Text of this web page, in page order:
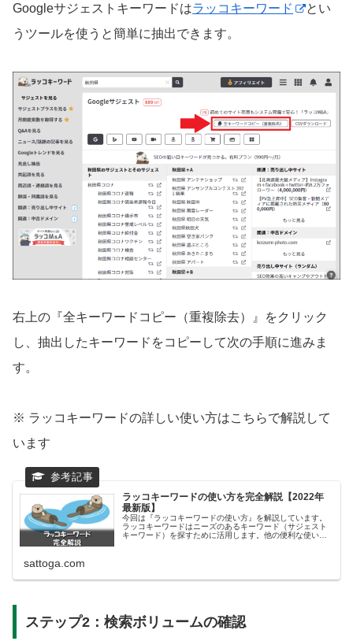
Googleサジェストキーワードはラッコキーワード
とい
うツールを使うと簡単に抽出できます。
右上の『全キーワードコピー（重複除去）』をクリック
し、抽出したキーワードをコピーして次の手順に進みま
す。
※ ラッコキーワードの詳しい使い方はこちらで解説して
います
ラッコキーワードの使い方を完全解説【2022年
最新版】
今回は『ラッコキーワードの使い方』を解説しています。
ラッコキーワードはニーズのあるキーワード（サジェスト
キーワード）を探すために活用します。他の便利な使い方
sattoga.com
ステップ2：検索ボリュームの確認